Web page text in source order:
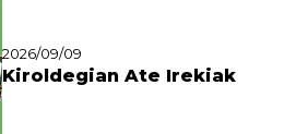
2026/09/09
Kiroldegian Ate Irekiak